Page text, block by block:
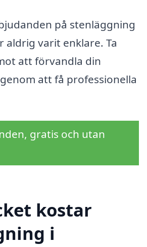
på stenläggning
aldrig varit enklare. Ta
att förvandla din
att få professionella
gratis och utan
kostar
i